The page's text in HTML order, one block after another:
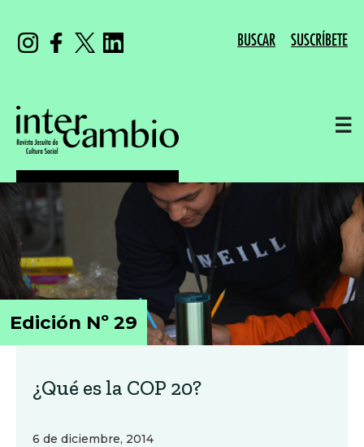
BUSCAR SUSCRÍBETE
☰
Edición Nº 29
¿Qué es la COP 20?
6 de diciembre, 2014